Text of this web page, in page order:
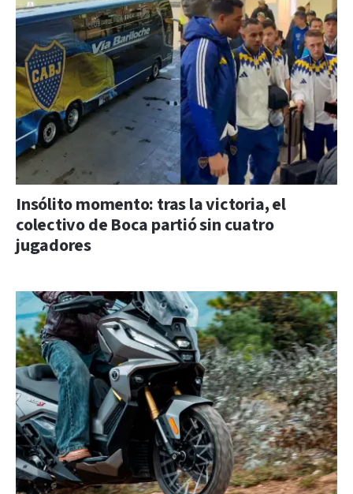
Insólito momento: tras la victoria, el
colectivo de Boca partió sin cuatro
jugadores